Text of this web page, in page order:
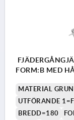
FORM:B MED
MATERIAL
UTFÖRANDE
BREDD=180